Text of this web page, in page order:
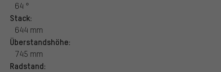
64 °
Stack:
644 mm
Überstandshöhe:
745 mm
Radstand: